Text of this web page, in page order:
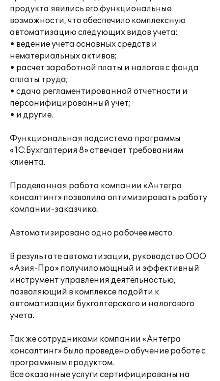
продукта явились его функциональные
возможности, что обеспечило комплексную
автоматизацию следующих видов учета:
• ведение учета основных средств и
нематериальных активов;
• расчет заработной платы и налогов с фонда
оплаты труда;
• сдача регламентированной отчетности и
персонифицированный учет;
• и другие.
Функциональная подсистема программы
«1С:Бухгалтерия 8» отвечает требованиям
клиента.
Проделанная работа компании «Антегра
консалтинг» позволила оптимизировать работу
компании-заказчика.
Автоматизировано одно рабочее место.
В результате автоматизации, руководство ООО
«Азия-Про» получило мощный и эффективный
инструмент управления деятельностью,
позволяющий в комплексе подойти к
автоматизации бухгалтерского и налогового
учета.
Так же сотрудниками компании «Антегра
консалтинг» было проведено обучение работе с
программным продуктом.
Все оказанные услуги сертифицированы на